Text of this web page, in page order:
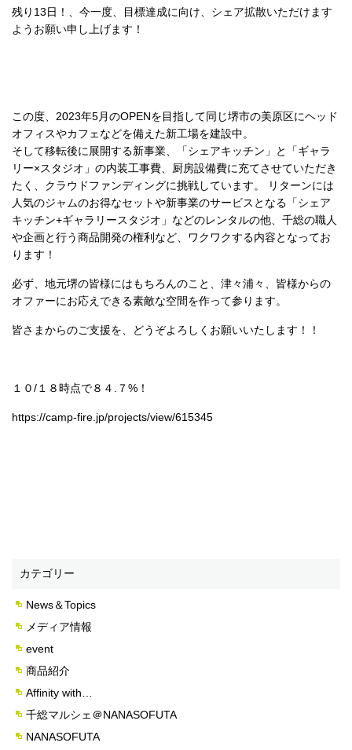
残り13日！、今一度、目標達成に向け、シェア拡散いただけます
ようお願い申し上げます！
この度、2023年5月のOPENを目指して同じ堺市の美原区にヘッド
オフィスやカフェなどを備えた新工場を建設中。
そして移転後に展開する新事業、「シェアキッチン」と「ギャラ
リー×スタジオ」の内装工事費、厨房設備費に充てさせていただき
たく、クラウドファンディングに挑戦しています。 リターンには
人気のジャムのお得なセットや新事業のサービスとなる「シェア
キッチン+ギャラリースタジオ」などのレンタルの他、千総の職人
や企画と行う商品開発の権利など、ワクワクする内容となってお
ります！
必ず、地元堺の皆様にはもちろんのこと、津々浦々、皆様からの
オファーにお応えできる素敵な空間を作って参ります。
皆さまからのご支援を、どうぞよろしくお願いいたします！！
１０/１８時点で８４.７%！
https://camp-fire.jp/projects/view/615345
カテゴリー
News＆Topics
メディア情報
event
商品紹介
Affinity with…
千総マルシェ＠NANASOFUTA
NANASOFUTA